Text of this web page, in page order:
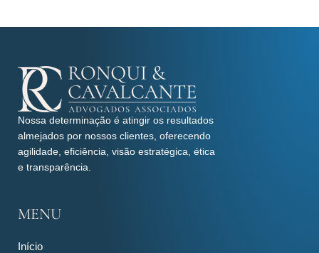
Nossa determinação é atingir os resultados
almejados por nossos clientes, oferecendo
agilidade, eficiência, visão estratégica, ética
e transparência.
MENU
Início